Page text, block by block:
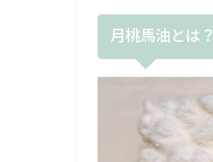
月桃馬油とは？